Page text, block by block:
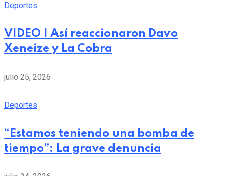
Deportes
VIDEO | Así reaccionaron Davo
Xeneize y La Cobra
julio 25, 2026
Deportes
“Estamos teniendo una bomba de
tiempo”: La grave denuncia